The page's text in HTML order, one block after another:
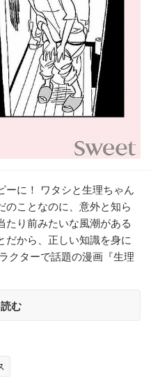
ーに！ ワタシと生理ちゃん
のことなのに、意外と知ら
たり前みたいな風潮がある
から、正しい知識を身に
クターで話題の漫画『生理
む